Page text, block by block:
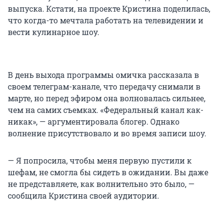
выпуска. Кстати, на проекте Кристина поделилась,
что когда-то мечтала работать на телевидении и
вести кулинарное шоу.
В день выхода программы омичка рассказала в
своем телеграм-канале, что передачу снимали в
марте, но перед эфиром она волновалась сильнее,
чем на самих съемках. «Федеральный канал как-
никак», — аргументировала блогер. Однако
волнение присутствовало и во время записи шоу.
— Я попросила, чтобы меня первую пустили к
шефам, не смогла бы сидеть в ожидании. Вы даже
не представляете, как волнительно это было, —
сообщила Кристина своей аудитории.